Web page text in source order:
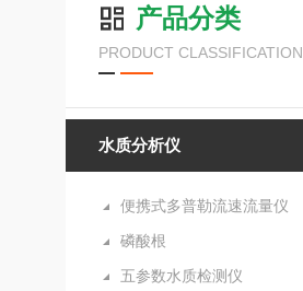
产品分类
PRODUCT CLASSIFICATION
水质分析仪
便携式多普勒流速流量仪
磷酸根
五参数水质检测仪